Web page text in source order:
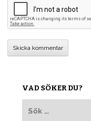
VAD SÖKER DU?